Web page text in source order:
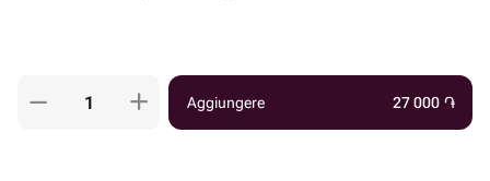
Aggiungere 27 000 ֏